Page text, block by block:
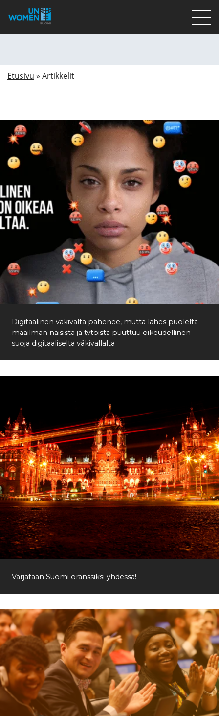
Osallistu
Mitä teemme
Tietoa meistä
På Svenska
Valikon rivi
Lahjoita
Etsi
Etusivu » Artikkelit
Digitaalinen väkivalta pahenee, mutta lähes puolelta
maailman naisista ja tytöistä puuttuu oikeudellinen
suoja digitaaliselta väkivallalta
Värjätään Suomi oranssiksi yhdessä!